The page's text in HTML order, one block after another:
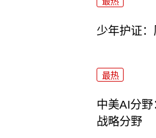
少年护证
最热
中美AI分野
战略分野